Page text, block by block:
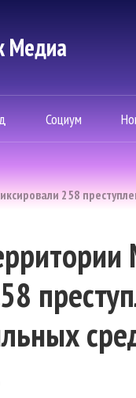
Mедиа
Социум
258